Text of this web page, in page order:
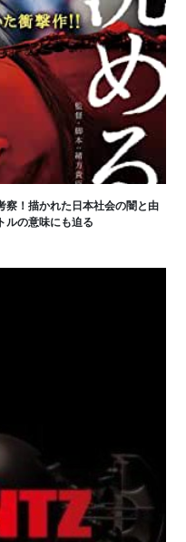
察！描かれた日本社会の闇と由
ルの意味にも迫る